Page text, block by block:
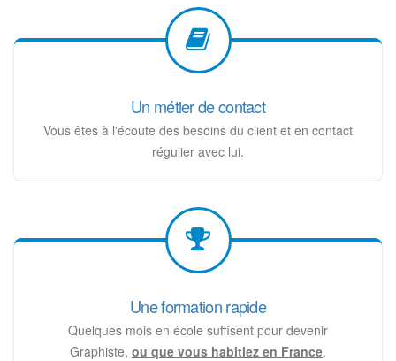
Un métier de contact
Vous êtes à l'écoute des besoins du client et en contact
régulier avec lui.
Une formation rapide
Quelques mois en école suffisent pour devenir
Graphiste, ou que vous habitiez en France.